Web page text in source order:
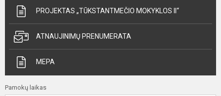
PROJEKTAS „TŪKSTANTMEČIO MOKYKLOS II“
ATNAUJINIMŲ PRENUMERATA
MEPA
Pamokų laikas